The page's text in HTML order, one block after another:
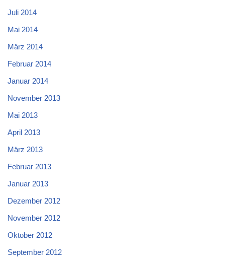
Juli 2014
Mai 2014
März 2014
Februar 2014
Januar 2014
November 2013
Mai 2013
April 2013
März 2013
Februar 2013
Januar 2013
Dezember 2012
November 2012
Oktober 2012
September 2012